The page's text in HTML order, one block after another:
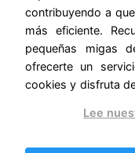
contribuyendo a
más eficiente.
pequeñas migas
ofrecerte un
cookies y disfruta
Lee